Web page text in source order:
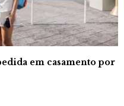
em casamento por